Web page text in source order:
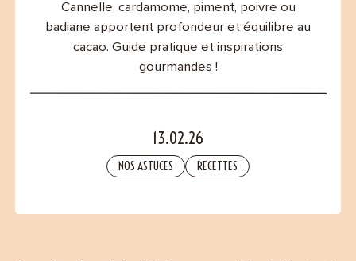
Cannelle, cardamome, piment, poivre ou
badiane apportent profondeur et équilibre au
cacao. Guide pratique et inspirations
gourmandes !
13.02.26
NOS ASTUCES RECETTES